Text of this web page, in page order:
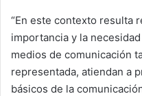
“En este contexto resulta
importancia y la
medios de comunicación
representada, atiendan a
básicos de la